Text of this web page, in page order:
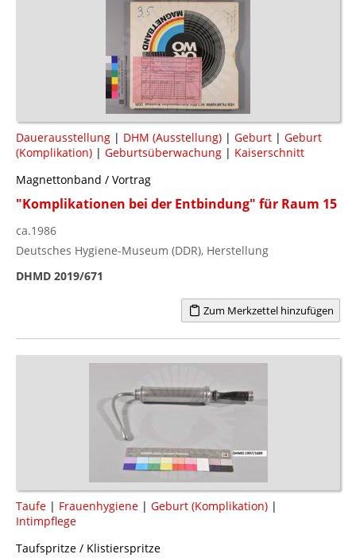
Dauerausstellung | DHM (Ausstellung) | Geburt | Geburt
(Komplikation) | Geburtsüberwachung | Kaiserschnitt
Magnettonband / Vortrag
"Komplikationen bei der Entbindung" für Raum 15
ca.1986
Deutsches Hygiene-Museum (DDR), Herstellung
DHMD 2019/671
Zum Merkzettel hinzufügen
Taufe | Frauenhygiene | Geburt (Komplikation) |
Intimpflege
Taufspritze / Klistierspritze